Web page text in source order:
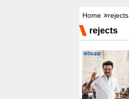
Home »rejects
rejects